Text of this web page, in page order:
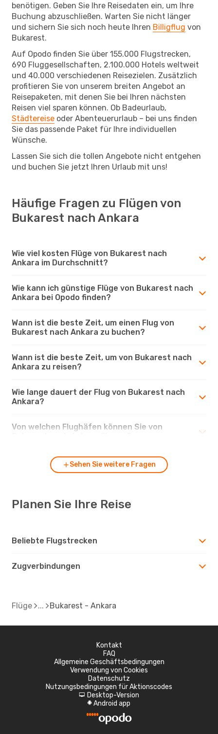
benötigen. Geben Sie Ihre Reisedaten ein, um Ihre
Buchung abzuschließen. Warten Sie nicht länger
und sichern Sie sich noch heute Ihren Billigflug von
Bukarest.
Auf Opodo finden Sie über 155.000 Flugstrecken,
690 Fluggesellschaften, 2.100.000 Hotels weltweit
und 40.000 verschiedenen Reisezielen. Zusätzlich
profitieren Sie von unserem breiten Angebot an
Reisepaketen, mit denen Sie bei Ihren nächsten
Reisen viel sparen können. Ob Badeurlaub,
Städtereise oder Abenteuerurlaub – bei uns finden
Sie das passende Paket für Ihre individuellen
Wünsche.
Lassen Sie sich die tollen Angebote nicht entgehen
und buchen Sie jetzt Ihren Urlaub mit uns!
Häufige Fragen zu Flügen von
Bukarest nach Ankara
Wie viel kosten Flüge von Bukarest nach
Ankara im Durchschnitt?
Wie kann ich günstige Flüge von Bukarest nach
Ankara bei Opodo finden?
Wann ist die beste Zeit, um einen Flug von
Bukarest nach Ankara zu buchen?
Wann ist die beste Zeit, um von Bukarest nach
Ankara zu reisen?
Wie lange dauert der Flug von Bukarest nach
Ankara?
Von welchen Flughäfen können Sie von
Sehen Sie weitere Fragen
Planen Sie Ihre Reise
Beliebte Flugstrecken
Zugverbindungen
Flüge Bukarest - Ankara
Kontakt
FAQ
Allgemeine Geschäftsbedingungen
Verwendung von Cookies
Datenschutz
Nutzungsbedingungen für Aktionscodes
d Desktop-Version
A Android app